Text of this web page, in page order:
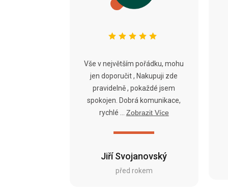
Jiří Svojanovský
před rokem
Vše v největším pořádku, mohu
jen doporučit , Nakupuji zde
pravidelně , pokaždé jsem
spokojen. Dobrá komunikace,
rychlé ...
Zobrazit Více